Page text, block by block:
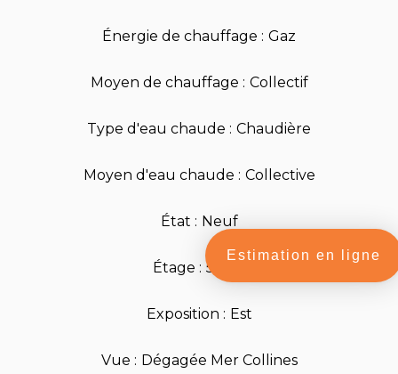
Énergie de chauffage Gaz
Moyen de chauffage Collectif
Type d'eau chaude Chaudière
Moyen d'eau chaude Collective
État Neuf
Étage 5ème
Exposition Est
Vue Dégagée Mer Collines
Estimation en ligne